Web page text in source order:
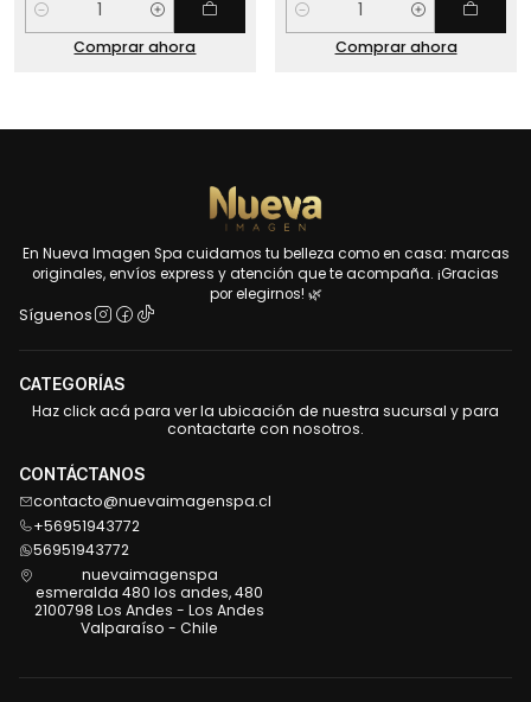
Cantidad
Comprar ahora
Cantidad
Comprar ahora
En Nueva Imagen Spa cuidamos tu belleza como en casa: marcas
originales, envíos express y atención que te acompaña. ¡Gracias
por elegirnos! 🌿
Síguenos
CATEGORÍAS
Haz click acá para ver la ubicación de nuestra sucursal y para
contactarte con nosotros.
CONTÁCTANOS
contacto@nuevaimagenspa.cl
+56951943772
56951943772
nuevaimagenspa
esmeralda 480 los andes, 480
2100798 Los Andes - Los Andes
Valparaíso - Chile